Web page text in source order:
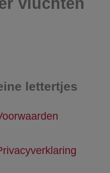
vluchten
lettertjes